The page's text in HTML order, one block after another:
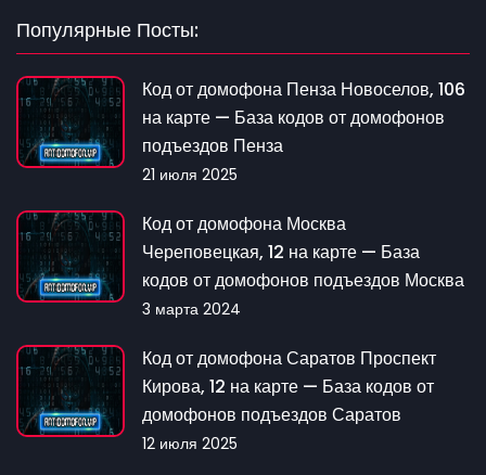
Популярные Посты:
Код от домофона Пенза Новоселов, 106
на карте — База кодов от домофонов
подъездов Пенза
21 июля 2025
Код от домофона Москва
Череповецкая, 12 на карте — База
кодов от домофонов подъездов Москва
3 марта 2024
Код от домофона Саратов Проспект
Кирова, 12 на карте — База кодов от
домофонов подъездов Саратов
12 июля 2025